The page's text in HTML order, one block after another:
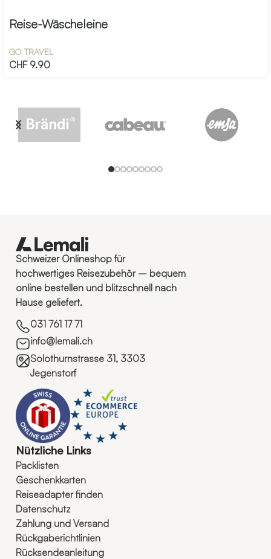
Reise-Wäscheleine
GO TRAVEL
CHF9.90
Schweizer Onlineshop für
hochwertiges Reisezubehör – bequem
online bestellen und blitzschnell nach
Hause geliefert.
031 761 17 71
info@lemali.ch
Solothurnstrasse 31, 3303
Jegenstorf
Nützliche Links
Packlisten
Geschenkkarten
Reiseadapter finden
Datenschutz
Zahlung und Versand
Rückgaberichtlinien
Rücksendeanleitung